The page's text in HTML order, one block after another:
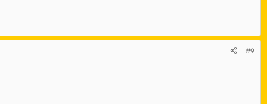
#9